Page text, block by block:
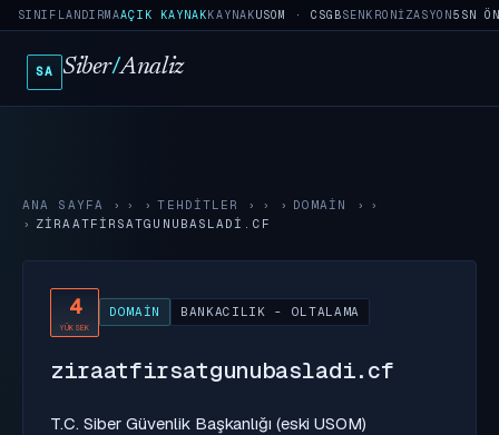
SINIFLANDIRMAAÇIK KAYNAKKAYNAKUSOM · CSGBSENKRONIZASYON5SN
SA Siber/Analiz
ANA SAYFA › TEHDITLER › DOMAIN
›
ZIRAATFIRSATGUNUBASLADI.CF
4
YÜKSEK
DOMAIN BANKACILIK - OLTALAMA
ziraatfirsatgunubasladi.cf
T.C. Siber Güvenlik Başkanlığı (eski USOM)